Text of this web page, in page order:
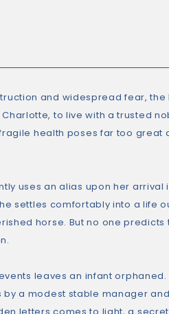
and widespread fear, the
to live with a trusted
health poses far too great
uses an alias upon her arrival
settles comfortably into a life
horse. But no one predicts
leaves an infant orphaned.
a modest stable manager